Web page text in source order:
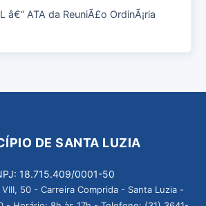
â€“ ATA da ReuniÃ£o OrdinÃ¡ria
DE SANTA LUZIA
18.715.409/0001-50
50 - Carreira Comprida - Santa Luzia -